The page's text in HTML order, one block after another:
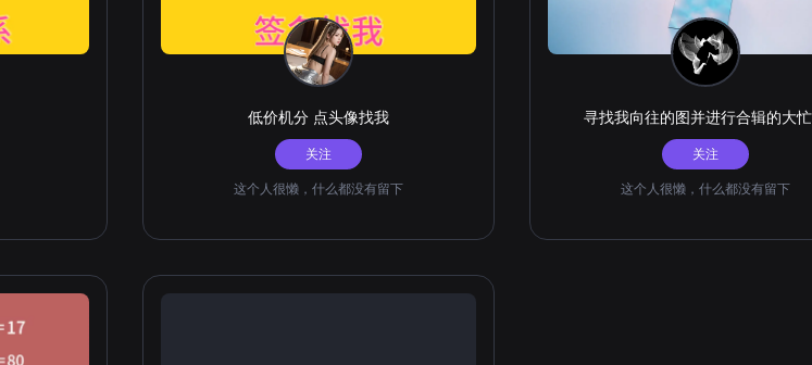
低价机分 点头像找我
关注
这个人很懒，什么都没有留下
寻找我向往的图并进行合辑的大
关注
这个人很懒，什么都没有留下